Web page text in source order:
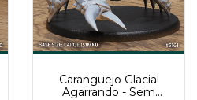
Caranguejo Glacial
Agarrando - Sem